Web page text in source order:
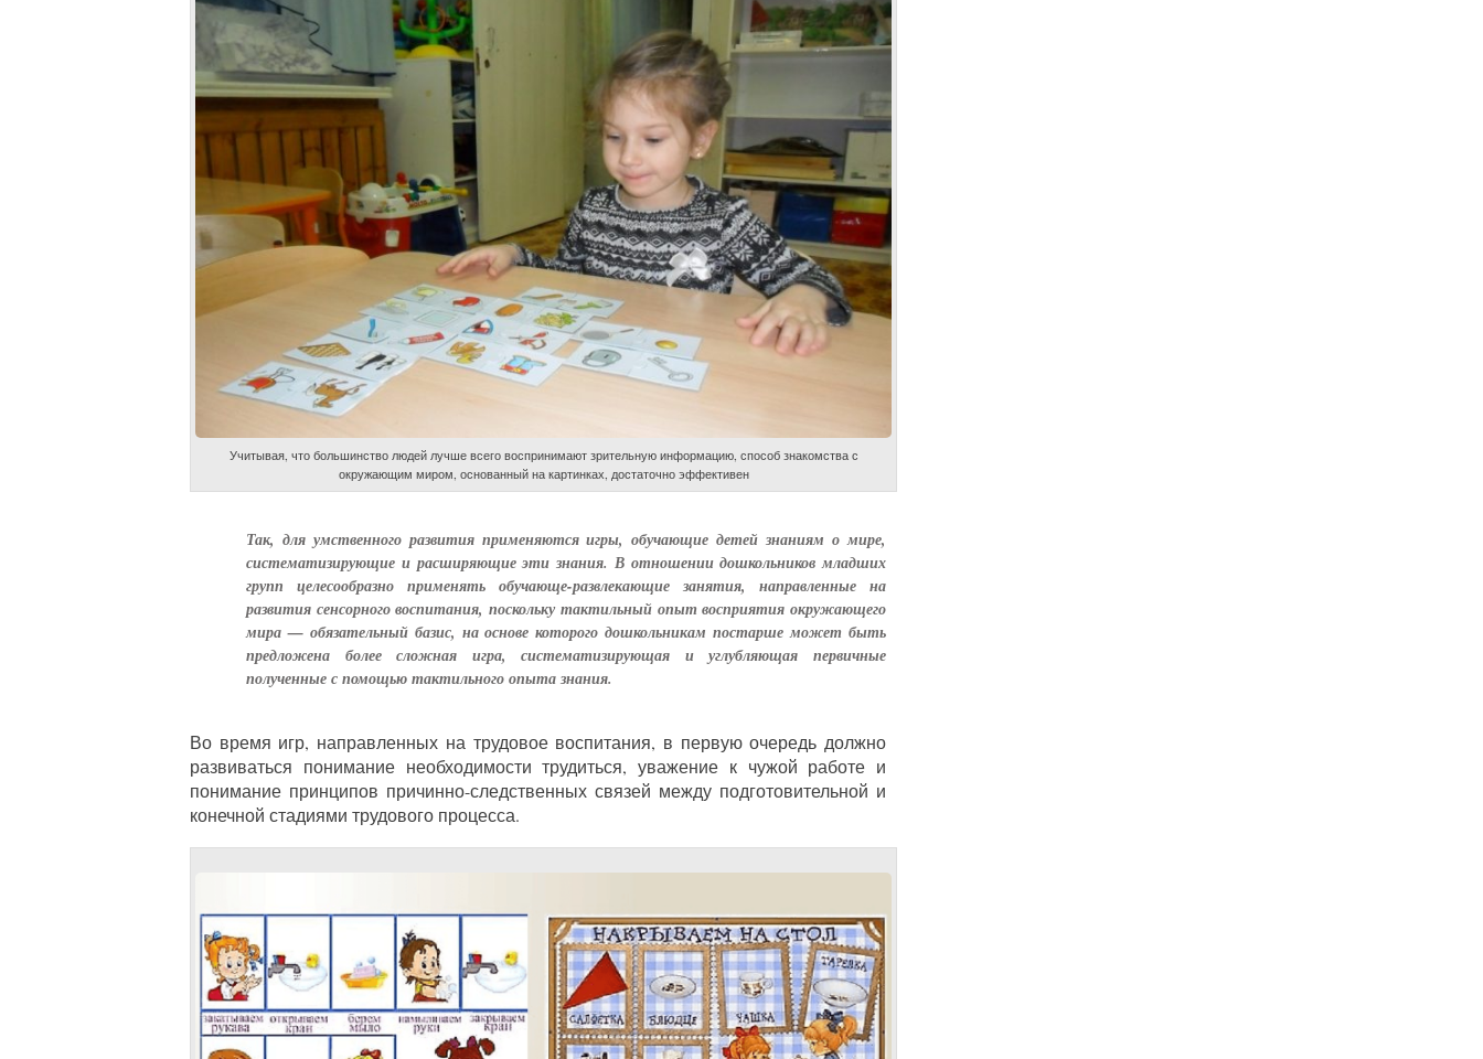
Учитывая, что большинство людей лучше всего воспринимают зрительную информацию, способ знакомства с
окружающим миром, основанный на картинках, достаточно эффективен
Так, для умственного развития применяются игры, обучающие детей знаниям о мире,
систематизирующие и расширяющие эти знания. В отношении дошкольников младших
групп целесообразно применять обучающе-развлекающие занятия, направленные на
развития сенсорного воспитания, поскольку тактильный опыт восприятия окружающего
мира — обязательный базис, на основе которого дошкольникам постарше может быть
предложена более сложная игра, систематизирующая и углубляющая первичные
полученные с помощью тактильного опыта знания.
Во время игр, направленных на трудовое воспитания, в первую очередь должно
развиваться понимание необходимости трудиться, уважение к чужой работе и
понимание принципов причинно-следственных связей между подготовительной и
конечной стадиями трудового процесса.